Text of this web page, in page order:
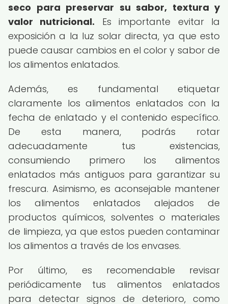
seco para preservar su sabor, textura y
valor nutricional. Es importante evitar la
exposición a la luz solar directa, ya que esto
puede causar cambios en el color y sabor de
los alimentos enlatados.
Además, es fundamental etiquetar
claramente los alimentos enlatados con la
fecha de enlatado y el contenido específico.
De esta manera, podrás rotar
adecuadamente tus existencias,
consumiendo primero los alimentos
enlatados más antiguos para garantizar su
frescura. Asimismo, es aconsejable mantener
los alimentos enlatados alejados de
productos químicos, solventes o materiales
de limpieza, ya que estos pueden contaminar
los alimentos a través de los envases.
Por último, es recomendable revisar
periódicamente tus alimentos enlatados
para detectar signos de deterioro, como